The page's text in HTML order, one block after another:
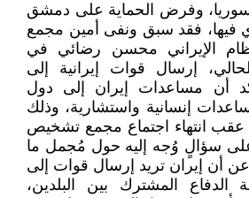
سوريا، وفرض الحماية على دمشق
فيها، فقد سبق ونفى أمين مجمع
الإيراني محسن رضائي في
إرسال قوات إيرانية إلى
أن مساعدات إيران إلى دول
إنسانية واستشارية، وذلك
انتهاء اجتماع مجمع تشخيص
سؤالٍ وُجه إليه حول مُجمل ما
عن أن إيران تريد إرسال قوات إلى
الدفاع المشترك بين البلدين،